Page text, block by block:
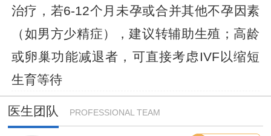
治疗，若6-12个月未孕或合并其他不孕因素
（如男方少精症），建议转辅助生殖；高龄
或卵巢功能减退者，可直接考虑IVF以缩短
生育等待
医生团队 PROFESSIONAL TEAM